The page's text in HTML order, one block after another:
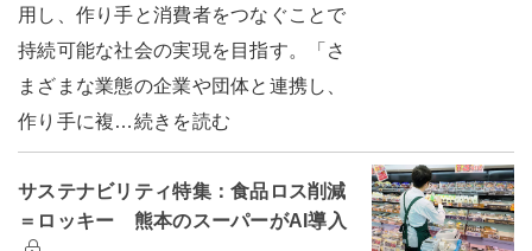
用し、作り手と消費者をつなぐことで
持続可能な社会の実現を目指す。「さ
まざまな業態の企業や団体と連携し、
作り手に複…続きを読む
サステナビリティ特集：食品ロス削減
＝ロッキー 熊本のスーパーがAI導入